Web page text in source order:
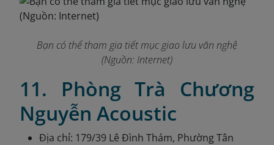
Bạn có thể tham gia tiết mục giao lưu văn nghệ
(Nguồn: Internet)
11. Phòng Trà Chương
Nguyễn Acoustic
Địa chỉ: 179/39 Lê Đình Thám, Phường Tân